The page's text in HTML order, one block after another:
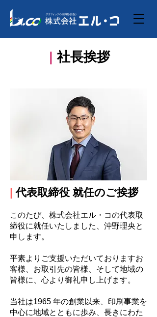
社長挨拶
|代表取締役 就任のご挨拶
このたび、株式会社エル・コの代表取
締役に就任いたしました、沖野理央と
申します。
平素よりご支援いただいておりますお
客様、お取引先の皆様、そして地域の
皆様に、心より御礼申し上げます。
当社は1965 年の創業以来、印刷事業を
中心に地域とともに歩み、⾧きにわた